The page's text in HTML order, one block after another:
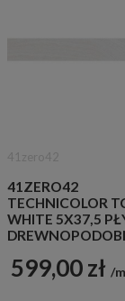
41ZERO42
TECHNICOLOR
WHITE 5X37,5
599,00 zł